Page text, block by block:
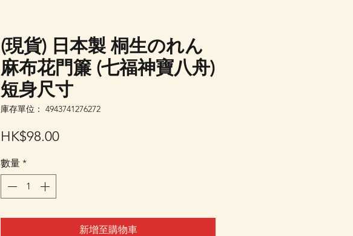
(現貨) 日本製 桐生のれん
麻布花門簾 (七福神寶八舟)
短身尺寸
庫存單位： 4943741276272
HK$98.00價
數量 *
新增至購物車